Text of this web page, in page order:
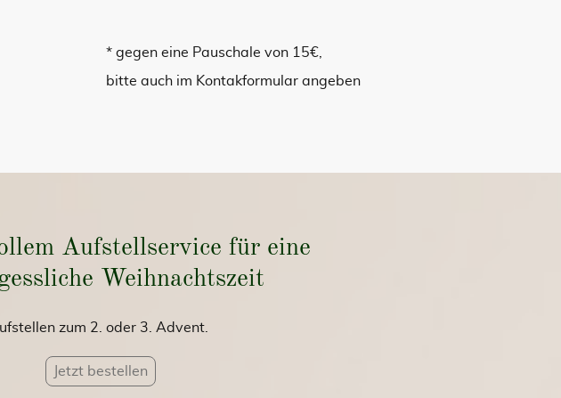
* gegen eine Pauschale von 15€,
bitte auch im Kontakformular angeben
Aufstellservice für eine
Weihnachtszeit
zum 2. oder 3. Advent.
Jetzt bestellen